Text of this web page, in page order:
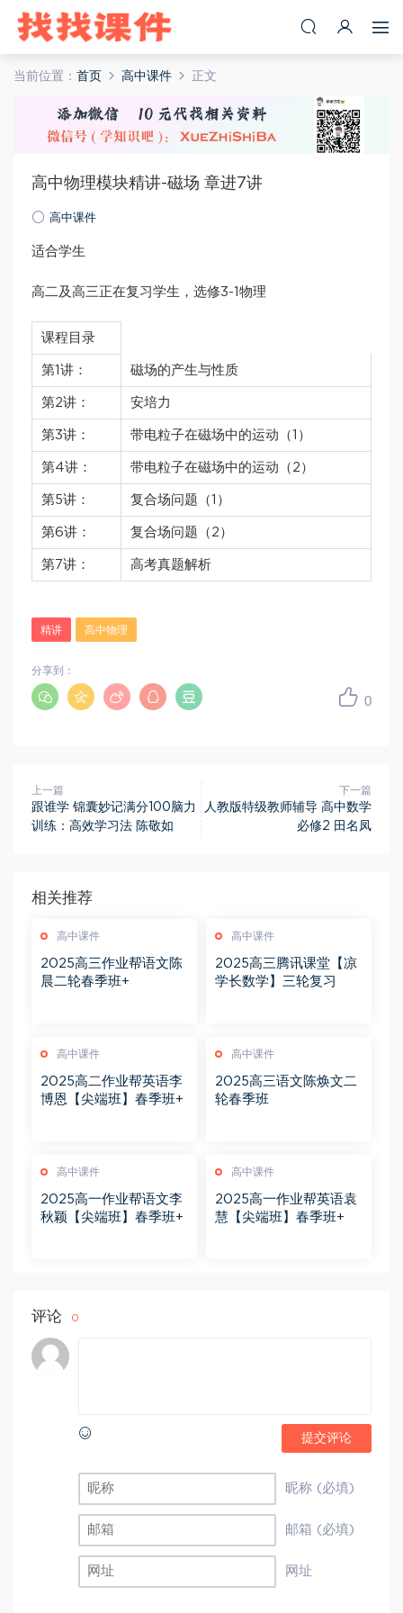
当前位置： 首页 高中课件 正文
高中物理模块精讲-磁场 章进7讲
高中课件
适合学生
高二及高三正在复习学生，选修3-1物理
课程目录
第1讲： 磁场的产生与性质
第2讲： 安培力
第3讲： 带电粒子在磁场中的运动（1）
第4讲： 带电粒子在磁场中的运动（2）
第5讲： 复合场问题（1）
第6讲： 复合场问题（2）
第7讲： 高考真题解析
精讲 高中物理
0
分享到：
上一篇
跟谁学 锦囊妙记满分100脑力
训练：高效学习法 陈敬如
下一篇
人教版特级教师辅导 高中数学
必修2 田名凤
相关推荐
高中课件
2025高三作业帮语文陈
晨二轮春季班+
高中课件
2025高三腾讯课堂【凉
学长数学】三轮复习
高中课件
2025高二作业帮英语李
博恩【尖端班】春季班+
高中课件
2025高三语文陈焕文二
轮春季班
高中课件
2025高一作业帮语文李
秋颖【尖端班】春季班+
高中课件
2025高一作业帮英语袁
慧【尖端班】春季班+
评论 0
提交评论
昵称 (必填)
邮箱 (必填)
网址